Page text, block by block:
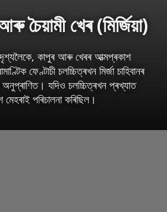
চৈয়ামী খেৰ (মিৰ্জিয়া)
দৃশ্যলৈকে, কাপুৰ আৰু খেৰৰ আত্মপ্ৰকাশ
ফেণ্টাচী চলচ্চিত্ৰখন মিৰ্জা চাহিবানৰ
অনুপ্ৰাণিত। যদিও চলচ্চিত্ৰখন প্ৰখ্যাত
পৰিচালনা কৰিছিল।